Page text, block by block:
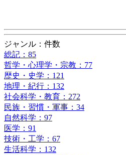
ジャンル：件数
総記：85
哲学・心理学・宗教：77
歴史・史学：121
地理・紀行：132
社会科学・教育：272
民族・習慣・軍事：34
自然科学：97
医学：91
技術・工学：67
生活科学：132